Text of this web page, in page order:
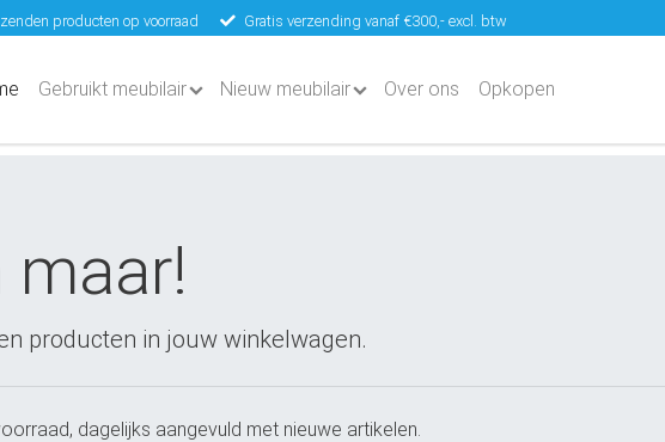
producten op voorraad Gratis verzending vanaf €300,- excl. btw
(current)
Gebruikt meubilair Nieuw meubilair Over ons Opkopen
maar!
producten in jouw winkelwagen.
dagelijks aangevuld met nieuwe artikelen.